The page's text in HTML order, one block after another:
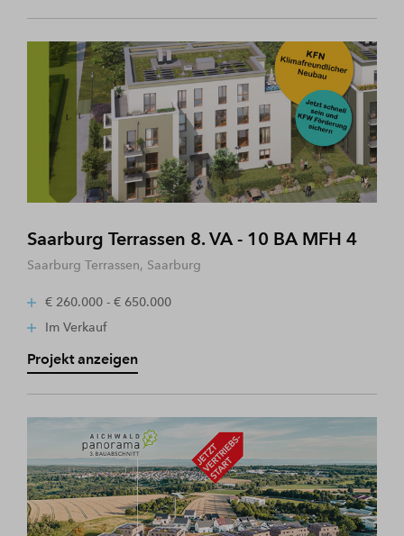
Saarburg Terrassen 8. VA - 10 BA MFH 4
Saarburg Terrassen, Saarburg
€ 260.000 - € 650.000
Im Verkauf
Projekt anzeigen